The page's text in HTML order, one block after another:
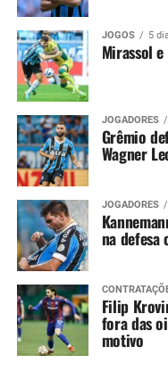
apenas agora. Por
em um confronto
Tricolor busca
Sul-Americana.
Kannemann
torcida
O lance que tirou
14 de maio, diante do
defensor entrou no
mas permaneceu
minutos da etapa final,
o segundo cartão
Além da expulsão, a
JOGOS 5
Mirassol
JOGADORES
Grêmio
Wagner
JOGADORES
na defesa
Filip
fora das
motivo